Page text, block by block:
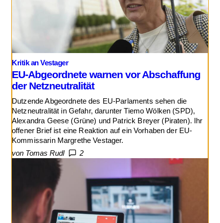
Kritik an Vestager
EU-Abgeordnete warnen vor Abschaffung
der Netzneutralität
Dutzende Abgeordnete des EU-Parlaments sehen die
Netzneutralität in Gefahr, darunter Tiemo Wölken (SPD),
Alexandra Geese (Grüne) und Patrick Breyer (Piraten). Ihr
offener Brief ist eine Reaktion auf ein Vorhaben der EU-
Kommissarin Margrethe Vestager.
von Tomas Rudl
2